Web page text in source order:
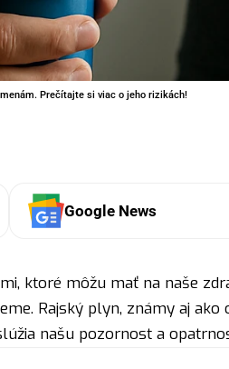
Prečítajte si viac o jeho rizikách!
Google News
ktoré môžu mať na naše
Rajský plyn, známy aj ako
našu pozornost a